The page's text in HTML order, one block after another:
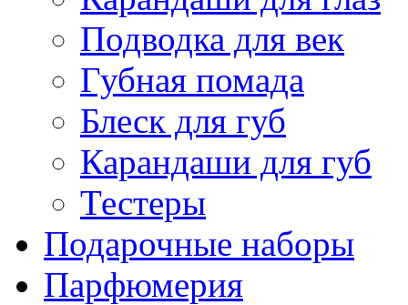
Подводка для век
Губная помада
Блеск для губ
Карандаши для губ
Тестеры
Подарочные наборы
Парфюмерия